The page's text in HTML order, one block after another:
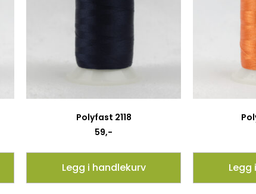
Polyfast 2118
59,-
Legg i handlekurv Legg